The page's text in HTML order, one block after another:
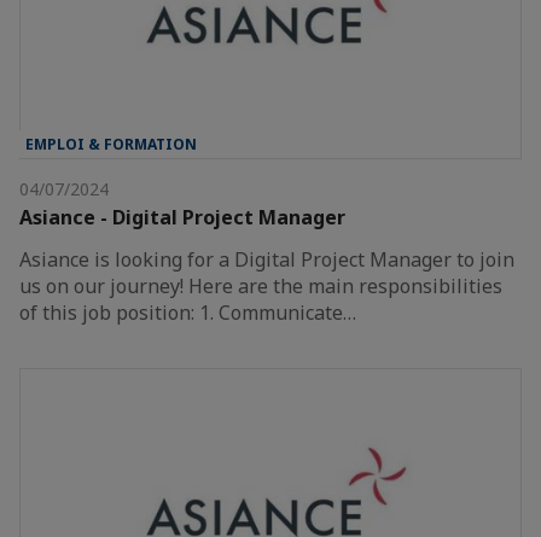
EMPLOI & FORMATION
04/07/2024
Asiance - Digital Project Manager
Asiance is looking for a Digital Project Manager to join
us on our journey! Here are the main responsibilities
of this job position: 1. Communicate…